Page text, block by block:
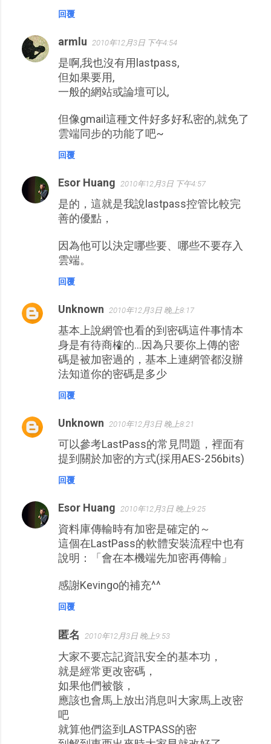
回覆
armlu 2010年12月3日 下午4:54
是啊,我也沒有用lastpass,
但如果要用,
一般的網站或論壇可以,
但像gmail這種文件好多好私密的,就免了
雲端同步的功能了吧~
回覆
Esor Huang 2010年12月3日 下午4:57
是的，這就是我說lastpass控管比較完
善的優點，
因為他可以決定哪些要、哪些不要存入
雲端。
回覆
Unknown 2010年12月3日 晚上8:17
基本上說網管也看的到密碼這件事情本
身是有待商榷的...因為只要你上傳的密
碼是被加密過的，基本上連網管都沒辦
法知道你的密碼是多少
回覆
Unknown 2010年12月3日 晚上8:21
可以參考LastPass的常見問題，裡面有
提到關於加密的方式(採用AES-256bits)
回覆
Esor Huang 2010年12月3日 晚上9:25
資料庫傳輸時有加密是確定的～
這個在LastPass的軟體安裝流程中也有
說明：「會在本機端先加密再傳輸」
感謝Kevingo的補充^^
回覆
匿名 2010年12月3日 晚上9:53
大家不要忘記資訊安全的基本功，
就是經常更改密碼，
如果他們被骸，
應該也會馬上放出消息叫大家馬上改密
吧
就算他們盜到LASTPASS的密